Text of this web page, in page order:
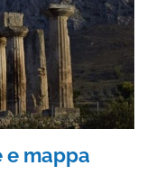
e mappa